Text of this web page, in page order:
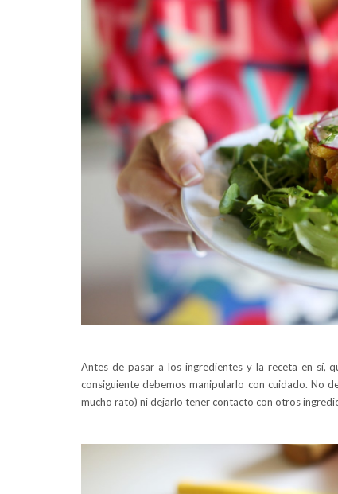
Antes de pasar a los ingredientes y la receta en sí,
consiguiente debemos manipularlo con cuidado. No
mucho rato) ni dejarlo tener contacto con otros